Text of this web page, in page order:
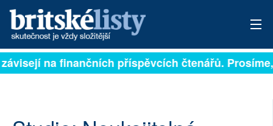
PŘIHLÁSIT
ARCHIV
na finančních příspěvcích čtenářů.